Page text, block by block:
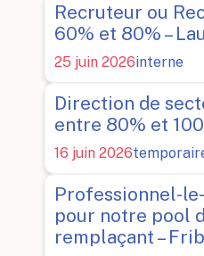
Recruteur ou
60% et 80% –
25 juin 2026interne
Direction de
entre 80% et
16 juin 2026
Professionnel-
pour notre pool
remplaçant –